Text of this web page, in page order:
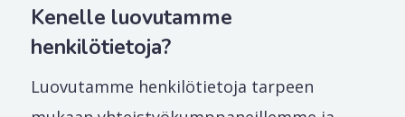
Kenelle luovutamme
henkilötietoja?
Luovutamme henkilötietoja tarpeen